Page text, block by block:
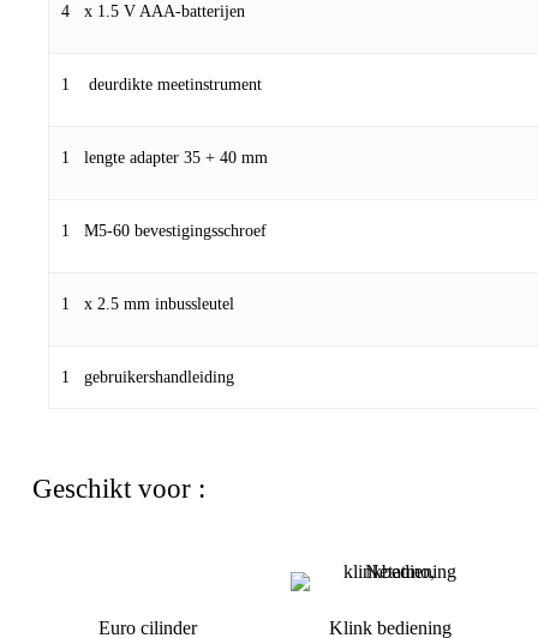
4 x 1.5 V AAA-batterijen
1 deurdikte meetinstrument
1 lengte adapter 35 + 40 mm
1 M5-60 bevestigingsschroef
1 x 2.5 mm inbussleutel
1 gebruikershandleiding
Geschikt voor :
Euro cilinder Klink bediening